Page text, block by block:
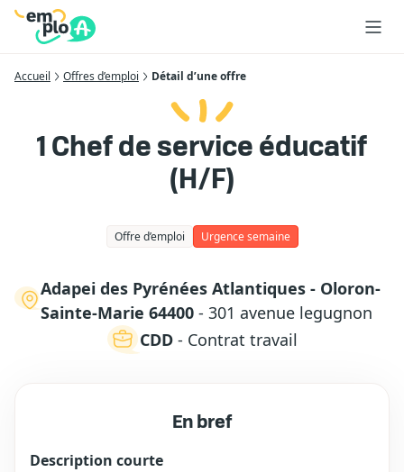
Accueil Offres d’emploi Détail d’une offre
1 Chef de service éducatif
(H/F)
Offre d’emploi Urgence semaine
Adapei des Pyrénées Atlantiques - Oloron-
Sainte-Marie 64400 - 301 avenue legugnon
CDD- Contrat travail
En bref
Description courte